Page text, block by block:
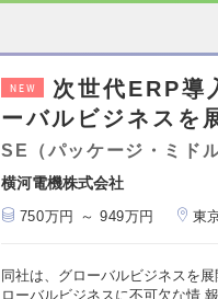
NEW
次世代ERP導
ーバルビジネスを
SE（パッケージ・ミド
横河電機株式会社
750万円 ～ 949万円 東
同社は、グローバルビジネスを
ローバルビジネスに不可欠な情